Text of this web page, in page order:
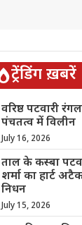
ट्रेंडिंग ख़बरें
वरिष्ठ पटवारी
पंचतत्व में विलीन
July 16, 2026
ताल के कस्बा
शर्मा का हार्ट
निधन
July 15, 2026